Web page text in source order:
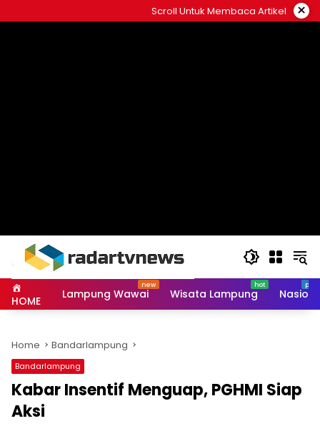
to
Scroll Untuk Membaca Artikel ×
HOME Lampung Wawai Wisata Lampung
Home Bandarlampung
Bandarlampung
Kabar Insentif Menguap, PGHMI Siap
Aksi